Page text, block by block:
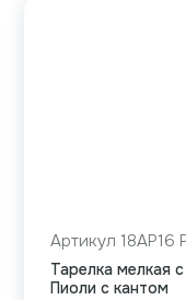
Артикул 18AP16
Тарелка мелкая
Пиоли с кантом